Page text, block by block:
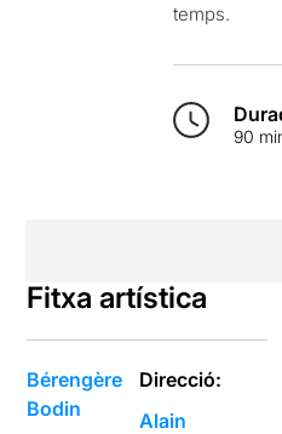
temps.
90
Fitxa artística
Bérengère
Bodin
Direcció:
Alain